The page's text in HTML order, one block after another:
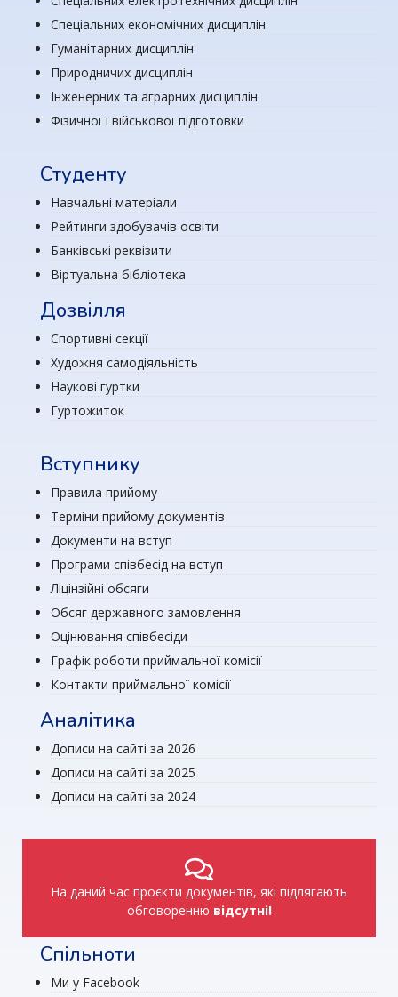
Спеціальних економічних дисциплін
Гуманітарних дисциплін
Природничих дисциплін
Інженерних та аграрних дисциплін
Фізичної і військової підготовки
Студенту
Навчальні матеріали
Рейтинги здобувачів освіти
Банківські реквізити
Віртуальна бібліотека
Дозвілля
Спортивні секції
Художня самодіяльність
Наукові гуртки
Гуртожиток
Вступнику
Правила прийому
Терміни прийому документів
Документи на вступ
Програми співбесід на вступ
Ліцінзійні обсяги
Обсяг державного замовлення
Оцінювання співбесіди
Графік роботи приймальної комісії
Контакти приймальної комісії
Аналітика
Дописи на сайті за 2026
Дописи на сайті за 2025
Дописи на сайті за 2024
На даний час проєкти документів, які підлягають
обговоренню відсутні!
Спільноти
Ми у Facebook